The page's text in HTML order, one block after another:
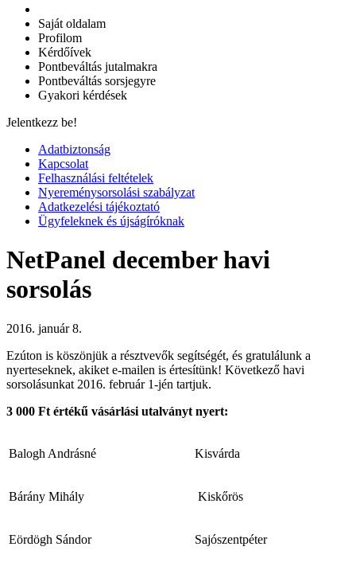
Saját oldalam
Profilom
Kérdőívek
Pontbeváltás jutalmakra
Pontbeváltás sorsjegyre
Gyakori kérdések
Jelentkezz be!
Adatbiztonság
Kapcsolat
Felhasználási feltételek
Nyereménysorsolási szabályzat
Adatkezelési tájékoztató
Ügyfeleknek és újságíróknak
NetPanel december havi
sorsolás
2016. január 8.
Ezúton is köszönjük a résztvevők segítségét, és gratulálunk a
nyerteseknek, akiket e-mailen is értesítünk! Következő havi
sorsolásunkat 2016. február 1-jén tartjuk.
3 000 Ft értékű vásárlási utalványt nyert:
Balogh Andrásné Kisvárda
Bárány Mihály Kiskőrös
Eördögh Sándor Sajószentpéter